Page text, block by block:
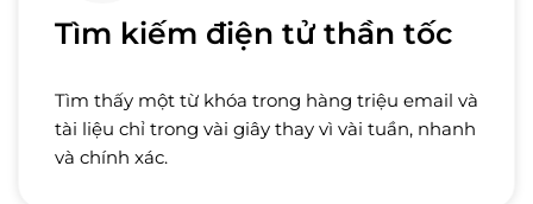
Tìm kiếm điện tử thần tốc
Tìm thấy một từ khóa trong hàng triệu email và
tài liệu chỉ trong vài giây thay vì vài tuần, nhanh
và chính xác.